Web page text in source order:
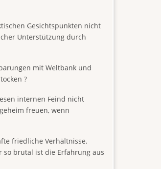
Gesichtspunkten nicht
Unterstützung durch
mit Weltbank und
?
internen Feind nicht
freuen, wenn
friedliche Verhältnisse.
so brutal ist die Erfahrung aus